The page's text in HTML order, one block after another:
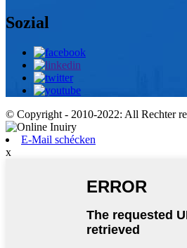
Sozial
© Copyright - 2010-2022: All Rechter
E-Mail schécken
x